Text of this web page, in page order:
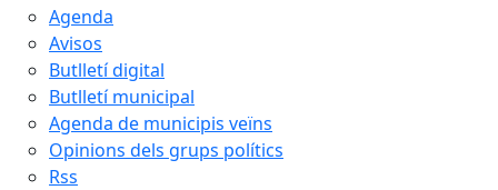
Agenda
Avisos
Butlletí digital
Butlletí municipal
Agenda de municipis veïns
Opinions dels grups polítics
Rss